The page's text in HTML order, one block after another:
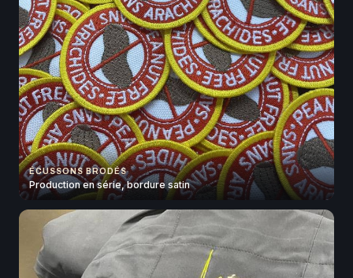
ÉCUSSONS BRODÉS
Production en série, bordure satin